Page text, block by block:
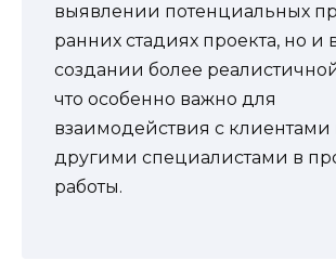
выявлении потенциальных
ранних стадиях проекта, но и
создании более
что особенно важно для
взаимодействия с клиентами
другими специалистами в
работы.